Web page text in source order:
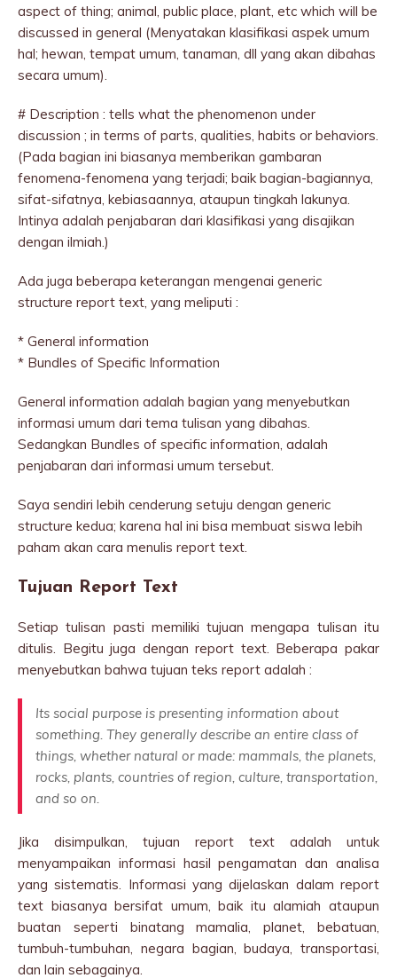
aspect of thing; animal, public place, plant, etc which will be
discussed in general (Menyatakan klasifikasi aspek umum
hal; hewan, tempat umum, tanaman, dll yang akan dibahas
secara umum).
# Description : tells what the phenomenon under
discussion ; in terms of parts, qualities, habits or behaviors.
(Pada bagian ini biasanya memberikan gambaran
fenomena-fenomena yang terjadi; baik bagian-bagiannya,
sifat-sifatnya, kebiasaannya, ataupun tingkah lakunya.
Intinya adalah penjabaran dari klasifikasi yang disajikan
dengan ilmiah.)
Ada juga beberapa keterangan mengenai generic
structure report text, yang meliputi :
* General information
* Bundles of Specific Information
General information adalah bagian yang menyebutkan
informasi umum dari tema tulisan yang dibahas.
Sedangkan Bundles of specific information, adalah
penjabaran dari informasi umum tersebut.
Saya sendiri lebih cenderung setuju dengan generic
structure kedua; karena hal ini bisa membuat siswa lebih
paham akan cara menulis report text.
Tujuan Report Text
Setiap tulisan pasti memiliki tujuan mengapa tulisan itu
ditulis. Begitu juga dengan report text. Beberapa pakar
menyebutkan bahwa tujuan teks report adalah :
Its social purpose is presenting information about
something. They generally describe an entire class of
things, whether natural or made: mammals, the planets,
rocks, plants, countries of region, culture, transportation,
and so on.
Jika disimpulkan, tujuan report text adalah untuk
menyampaikan informasi hasil pengamatan dan analisa
yang sistematis. Informasi yang dijelaskan dalam report
text biasanya bersifat umum, baik itu alamiah ataupun
buatan seperti binatang mamalia, planet, bebatuan,
tumbuh-tumbuhan, negara bagian, budaya, transportasi,
dan lain sebagainya.